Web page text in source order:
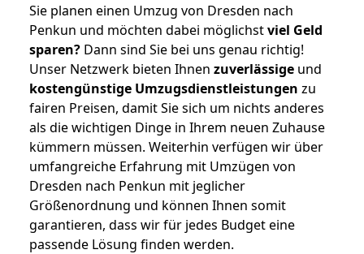
Sie planen einen Umzug von Dresden nach
Penkun und möchten dabei möglichstviel Geld
sparen? Dann sind Sie bei uns genau richtig!
Unser Netzwerk bieten Ihnen zuverlässige und
kostengünstige Umzugsdienstleistungen zu
fairen Preisen, damit Sie sich um nichts anderes
als die wichtigen Dinge in Ihrem neuen Zuhause
kümmern müssen. Weiterhin verfügen wir über
umfangreiche Erfahrung mit Umzügen von
Dresden nach Penkun mit jeglicher
Größenordnung und können Ihnen somit
garantieren, dass wir für jedes Budget eine
passende Lösung finden werden.